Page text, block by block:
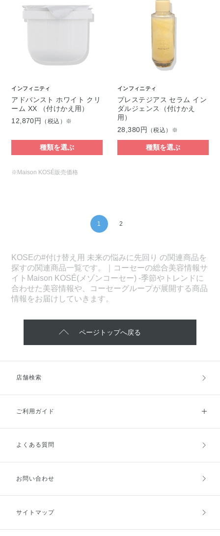
インフィニティ
アドバンスト ホワイト クリ
ーム XX （付けかえ用）
12,870円 （税込）※
種類を選ぶ
インフィニティ
プレステジアス セラム イン
ダルジェンス（付けかえ
用）
28,380円 （税込）※
種類を選ぶ
※Maison KOSÉ販売価格
1 2
KOSEの#付け替え用 未来の悩みに先回り の関連商品を
探すの関連商品一覧です。｜コーセーの総合美容情報サ
イトMaison KOSÉ(メゾンコーセー) -季節やトレンドに
合わせた美容情報や、コーセーグループが展開する商品
情報をお届けしていきます。
ページトップへ戻る
店舗検索
ご利用ガイド
ご利用ガイドトップ
お支払方法
キャンセル・返品・交換
よくある質問
お問い合わせ
サイトマップ